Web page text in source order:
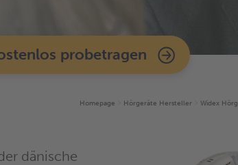
probetragen
Homepage Hörgeräte Hersteller Widex
dänische